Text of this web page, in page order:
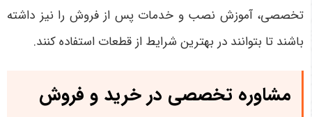
تخصصی، آموزش نصب و خدمات پس از فروش را نیز داشته
باشند تا بتوانند در بهترین شرایط از قطعات استفاده کنند.
مشاوره تخصصی در خرید و فروش